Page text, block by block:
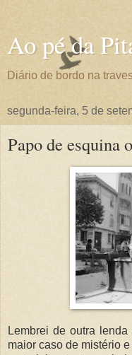
Ao pé da
Diário de bordo na
segunda-feira, 5 de
Papo de esquina
Lembrei de outra
maior caso de mistério